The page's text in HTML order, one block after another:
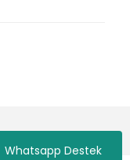
Whatsapp Destek